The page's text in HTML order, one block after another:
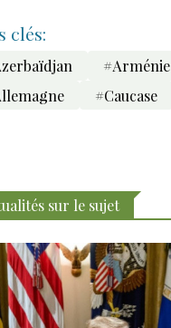
clés:
#Arménie
#Caucase
sur le sujet